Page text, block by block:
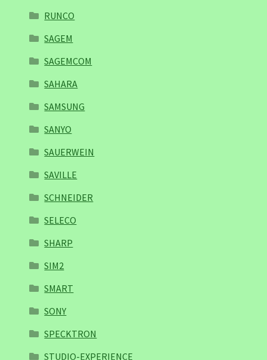
RUNCO
SAGEM
SAGEMCOM
SAHARA
SAMSUNG
SANYO
SAUERWEIN
SAVILLE
SCHNEIDER
SELECO
SHARP
SIM2
SMART
SONY
SPECKTRON
STUDIO-EXPERIENCE